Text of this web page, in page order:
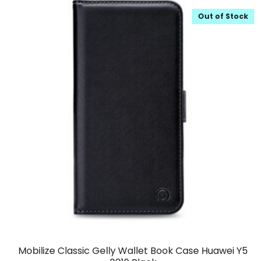
Mobilize Classic Gelly Wallet Book Case Huawei Y5
Out of Stock